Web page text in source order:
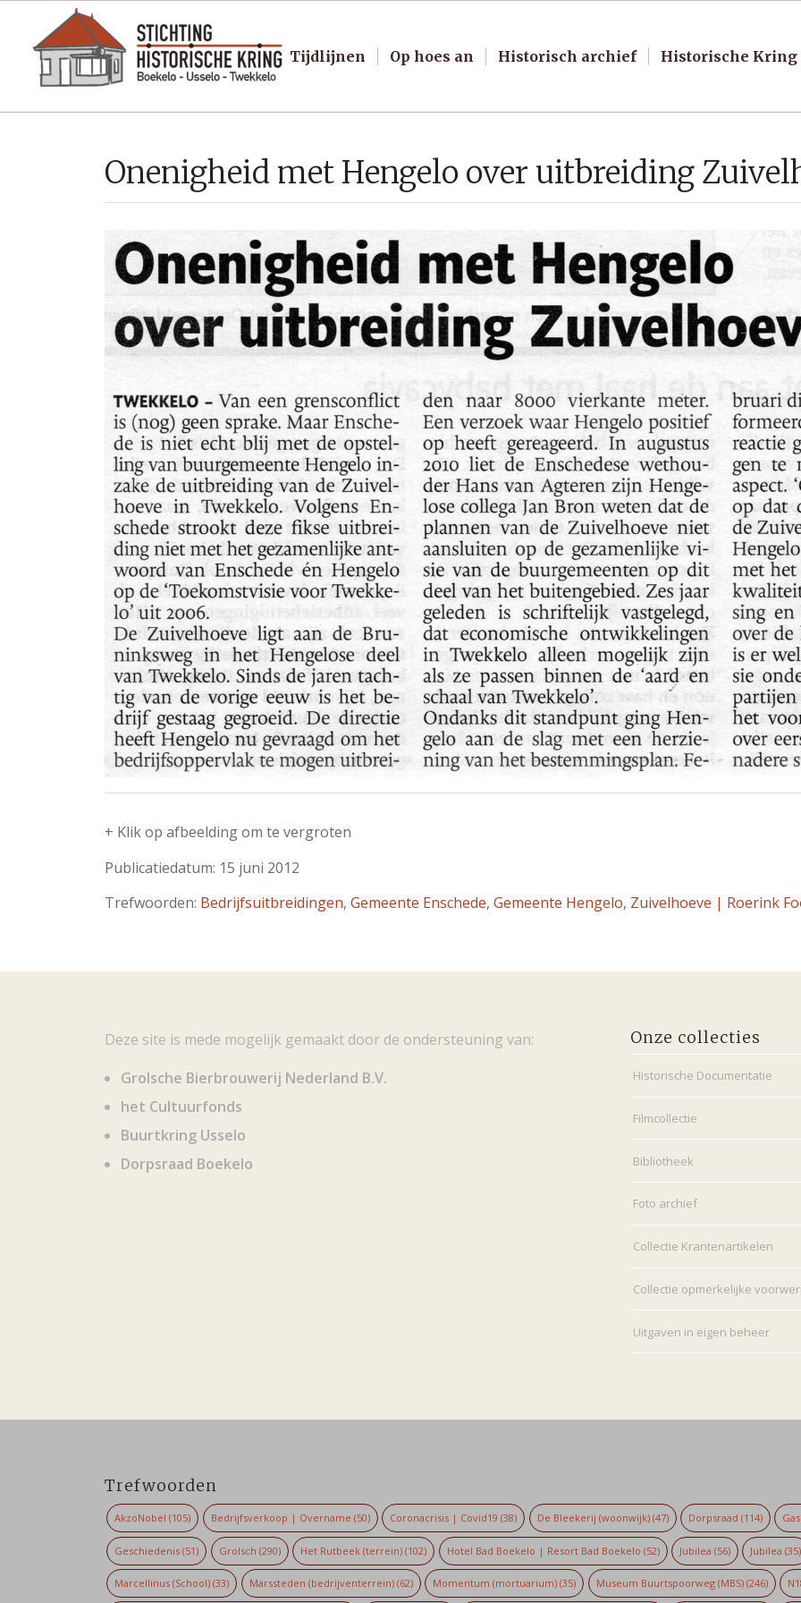
Tijdlijnen Op hoes an Historisch archief Historische Kring
Onenigheid met Hengelo over uitbreiding
+ Klik op afbeelding om te vergroten
Publicatiedatum: 15 juni 2012
Trefwoorden: Bedrijfsuitbreidingen,Gemeente Enschede,Gemeente Hengelo, Zuivelhoeve | Roerink
Deze site is mede mogelijk gemaakt door de ondersteuning van:
Grolsche Bierbrouwerij Nederland B.V.
het Cultuurfonds
Buurtkring Usselo
Dorpsraad Boekelo
Onze collecties
Historische Documentatie
Filmcollectie
Bibliotheek
Foto archief
Collectie Krantenartikelen
Collectie opmerkelijke
Uitgaven in eigen beheer
Trefwoorden
AkzoNobel (105) Bedrijfsverkoop | Overname (50) Coronacrisis | Covid19 (38) De Bleekerij (woonwijk)(47) Dorpsraad (114)
Geschiedenis (51) Grolsch (290) Het Rutbeek (terrein) (102) Hotel Bad Boekelo | Resort Bad Boekelo (52) Jubilea (56) Jubilea (35)
Marcellinus (School) (33) Marssteden (bedrijventerrein)(62) Momentum (mortuarium) (35) Museum Buurtspoorweg (MBS)(246)